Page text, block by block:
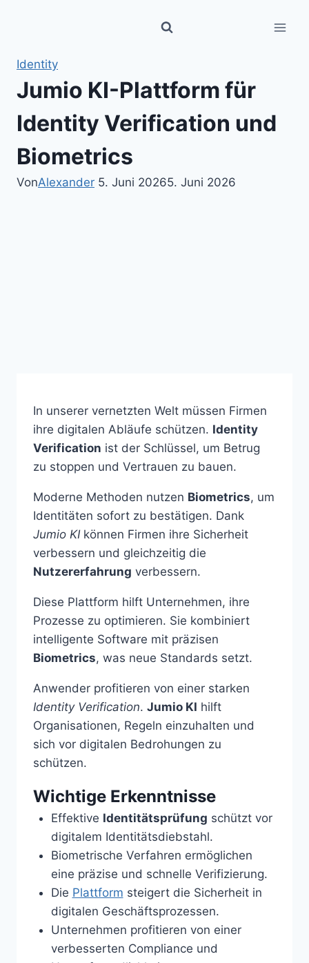
Identity
Jumio KI-Plattform für
Identity Verification und
Biometrics
VonAlexander 5. Juni 20265. Juni 2026
In unserer vernetzten Welt müssen Firmen
ihre digitalen Abläufe schützen. Identity
Verification ist der Schlüssel, um Betrug
zu stoppen und Vertrauen zu bauen.
Moderne Methoden nutzen Biometrics, um
Identitäten sofort zu bestätigen. Dank
Jumio KIkönnen Firmen ihre Sicherheit
verbessern und gleichzeitig die
Nutzererfahrung verbessern.
Diese Plattform hilft Unternehmen, ihre
Prozesse zu optimieren. Sie kombiniert
intelligente Software mit präzisen
Biometrics, was neue Standards setzt.
Anwender profitieren von einer starken
Identity Verification. Jumio KI hilft
Organisationen, Regeln einzuhalten und
sich vor digitalen Bedrohungen zu
schützen.
Wichtige Erkenntnisse
Effektive Identitätsprüfung schützt vor
digitalem Identitätsdiebstahl.
Biometrische Verfahren ermöglichen
eine präzise und schnelle Verifizierung.
Die Plattform steigert die Sicherheit in
digitalen Geschäftsprozessen.
Unternehmen profitieren von einer
verbesserten Compliance und